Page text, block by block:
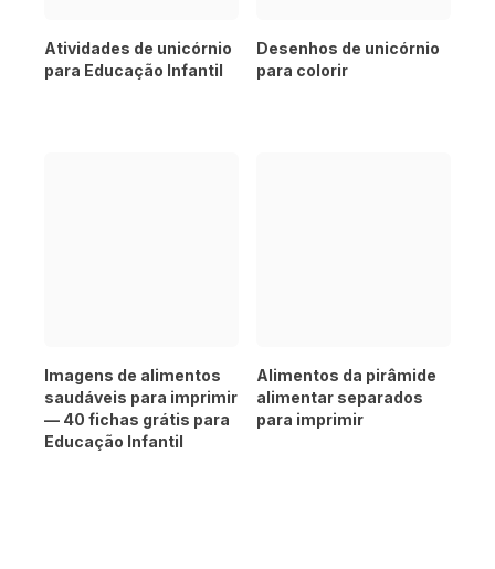
Atividades de unicórnio
para Educação Infantil
Desenhos de unicórnio
para colorir
Imagens de alimentos
saudáveis para imprimir
— 40 fichas grátis para
Educação Infantil
Alimentos da pirâmide
alimentar separados
para imprimir